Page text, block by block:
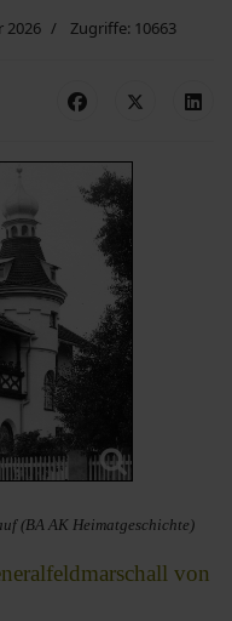
2026 Zugriffe: 10663
(BA AK Heimatgeschichte)
von